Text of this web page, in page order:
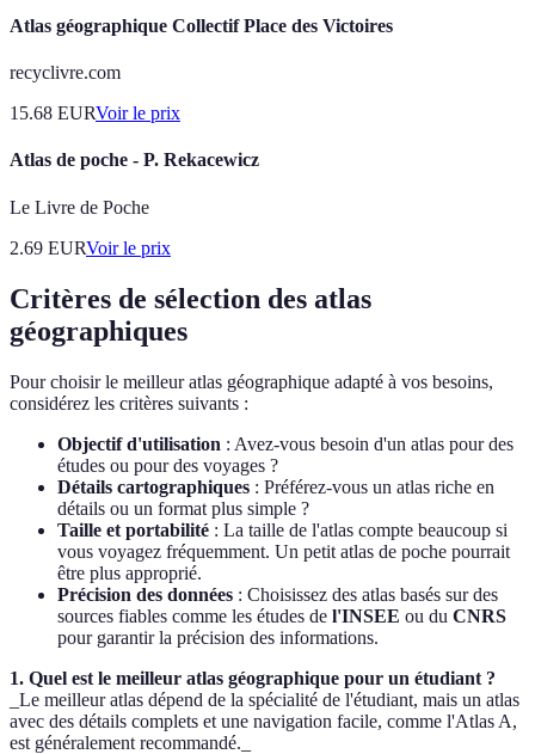
Atlas géographique Collectif Place des Victoires
recyclivre.com
15.68 EURVoir le prix
Atlas de poche - P. Rekacewicz
Le Livre de Poche
2.69 EURVoir le prix
Critères de sélection des atlas
géographiques
Pour choisir le meilleur atlas géographique adapté à vos besoins,
considérez les critères suivants :
Objectif d'utilisation : Avez-vous besoin d'un atlas pour des
études ou pour des voyages ?
Détails cartographiques : Préférez-vous un atlas riche en
détails ou un format plus simple ?
Taille et portabilité : La taille de l'atlas compte beaucoup si
vous voyagez fréquemment. Un petit atlas de poche pourrait
être plus approprié.
Précision des données : Choisissez des atlas basés sur des
sources fiables comme les études de l'INSEE ou du CNRS
pour garantir la précision des informations.
1. Quel est le meilleur atlas géographique pour un étudiant ?
_Le meilleur atlas dépend de la spécialité de l'étudiant, mais un atlas
avec des détails complets et une navigation facile, comme l'Atlas A,
est généralement recommandé._